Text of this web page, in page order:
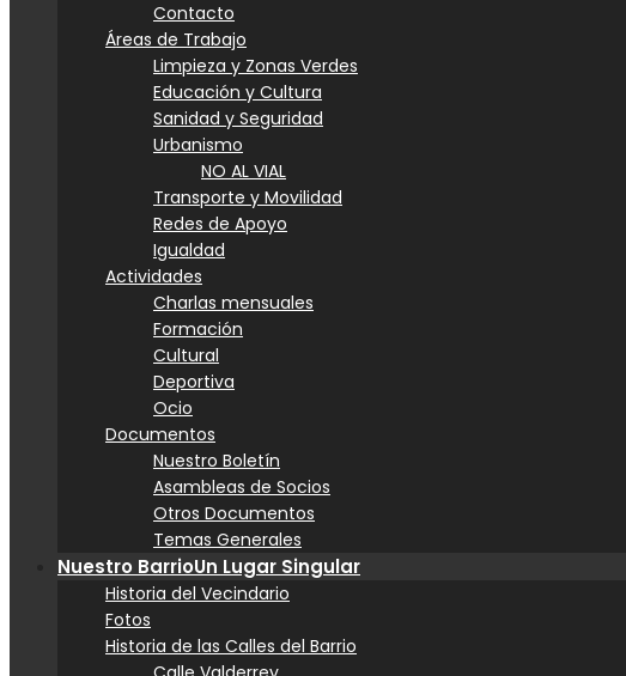
Contacto
Áreas de Trabajo
Limpieza y Zonas Verdes
Educación y Cultura
Sanidad y Seguridad
Urbanismo
NO AL VIAL
Transporte y Movilidad
Redes de Apoyo
Igualdad
Actividades
Charlas mensuales
Formación
Cultural
Deportiva
Ocio
Documentos
Nuestro Boletín
Asambleas de Socios
Otros Documentos
Temas Generales
Nuestro BarrioUn Lugar Singular
Historia del Vecindario
Fotos
Historia de las Calles del Barrio